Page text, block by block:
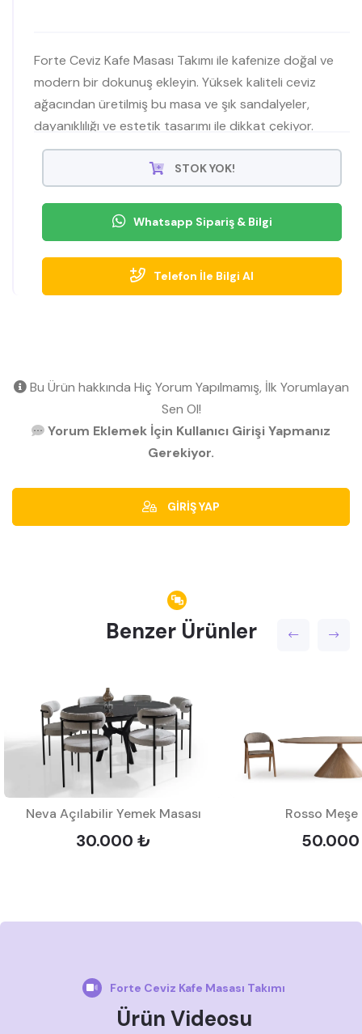
Forte Ceviz Kafe Masası Takımı ile kafenize doğal ve
modern bir dokunuş ekleyin. Yüksek kaliteli ceviz
ağacından üretilmiş bu masa ve şık sandalyeler,
dayanıklılığı ve estetik tasarımı ile dikkat çekiyor.
Kafenize sıcak bir atmosfer katın. Hemen şimdi
STOK YOK!
Whatsapp Sipariş & Bilgi
Telefon İle Bilgi Al
Bu Ürün hakkında Hiç Yorum Yapılmamış, İlk Yorumlayan
Sen Ol!
Yorum Eklemek İçin Kullanıcı Girişi Yapmanız
Gerekiyor.
GİRİŞ YAP
Benzer Ürünler
Neva Açılabilir Yemek Masası
30.000 ₺
Rosso Meşe
Forte Ceviz Kafe Masası Takımı
Ürün Videosu